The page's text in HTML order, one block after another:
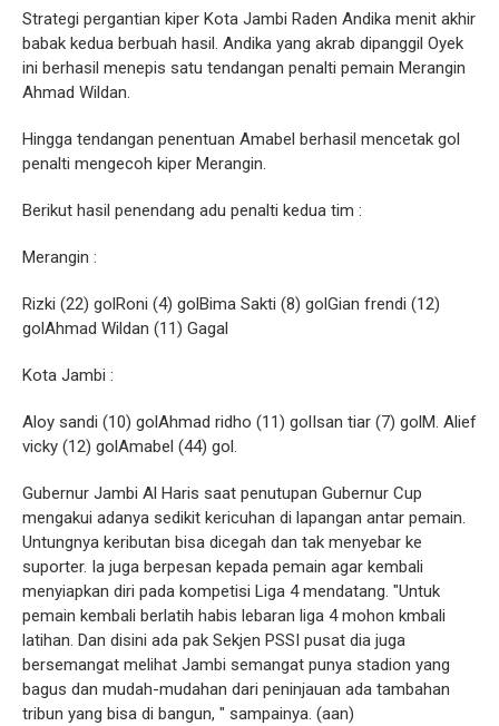
Strategi pergantian kiper Kota Jambi Raden Andika menit akhir
babak kedua berbuah hasil. Andika yang akrab dipanggil Oyek
ini berhasil menepis satu tendangan penalti pemain Merangin
Ahmad Wildan.
Hingga tendangan penentuan Amabel berhasil mencetak gol
penalti mengecoh kiper Merangin.
Berikut hasil penendang adu penalti kedua tim :
Merangin :
Rizki (22) golRoni (4) golBima Sakti (8) golGian frendi (12)
golAhmad Wildan (11) Gagal
Kota Jambi :
Aloy sandi (10) golAhmad ridho (11) golIsan tiar (7) golM. Alief
vicky (12) golAmabel (44) gol.
Gubernur Jambi Al Haris saat penutupan Gubernur Cup
mengakui adanya sedikit kericuhan di lapangan antar pemain.
Untungnya keributan bisa dicegah dan tak menyebar ke
suporter. Ia juga berpesan kepada pemain agar kembali
menyiapkan diri pada kompetisi Liga 4 mendatang. "Untuk
pemain kembali berlatih habis lebaran liga 4 mohon kmbali
latihan. Dan disini ada pak Sekjen PSSI pusat dia juga
bersemangat melihat Jambi semangat punya stadion yang
bagus dan mudah-mudahan dari peninjauan ada tambahan
tribun yang bisa di bangun, " sampainya. (aan)